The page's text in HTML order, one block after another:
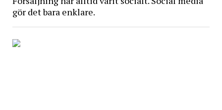
gör det bara enklare.